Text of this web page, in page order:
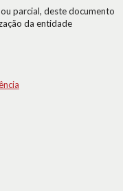
parcial, deste documento
da entidade